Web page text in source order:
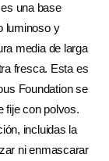
una base
luminoso y
media de larga
fresca. Esta es
Foundation se
fije con polvos.
incluidas la
ni enmascarar